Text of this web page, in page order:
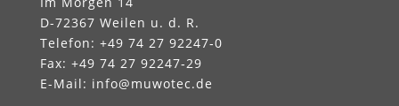
D-72367 Weilen u. d. R.
Telefon: +49 74 27 92247‑0
Fax: +49 74 27 92247‑29
E-Mail: info@muwotec.de